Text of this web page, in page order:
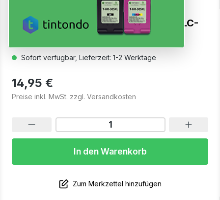
Rebuilt Druckerpatrone für Brother LC-
3219XL Gelb
Sofort verfügbar, Lieferzeit: 1-2 Werktage
14,95 €
Preise inkl. MwSt. zzgl. Versandkosten
In den Warenkorb
Zum Merkzettel hinzufügen